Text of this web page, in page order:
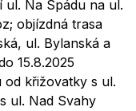
ul. Na Spádu na ul.
objízdná trasa
ul. Bylanská a
15.8.2025
křižovatky s ul.
ul. Nad Svahy